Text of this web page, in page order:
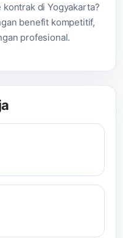
di Yogyakarta?
benefit kompetitif,
profesional.